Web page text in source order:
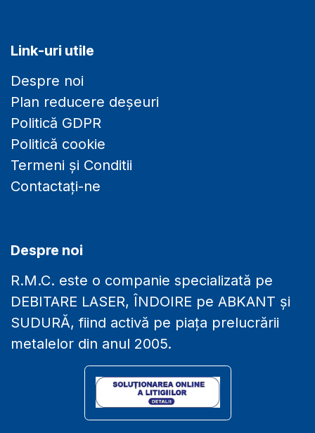
Link-uri utile
Despre noi
Plan reducere deșeuri
Politică GDPR
Politică cookie
Termeni și Conditii
Contactați-ne
Despre noi
R.M.C. este o companie specializată pe
DEBITARE LASER, ÎNDOIRE pe ABKANT și
SUDURĂ, fiind activă pe piața prelucrării
metalelor din anul 2005.